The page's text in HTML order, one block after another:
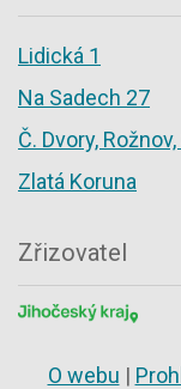
Lidická 1
Na Sadech 27
Č. Dvory,
Zlatá Koruna
Zřizovatel
O webu |